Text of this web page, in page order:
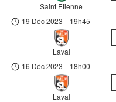
Saint Etienne
19 Déc 2023 - 19h45
Laval
16 Déc 2023 - 18h00
Laval